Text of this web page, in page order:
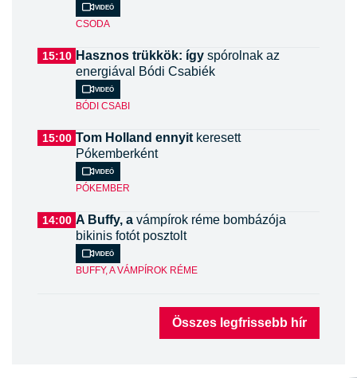
Videó
CSODA
15:10 Hasznos trükkök: így spórolnak az
energiával Bódi Csabiék
Videó
BÓDI CSABI
15:00 Tom Holland ennyit keresett
Pókemberként
Videó
PÓKEMBER
14:00 A Buffy, a vámpírok réme bombázója
bikinis fotót posztolt
Videó
BUFFY, A VÁMPÍROK RÉME
Összes legfrissebb hír